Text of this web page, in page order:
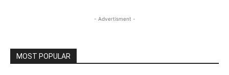
- Advertisment -
MOST POPULAR